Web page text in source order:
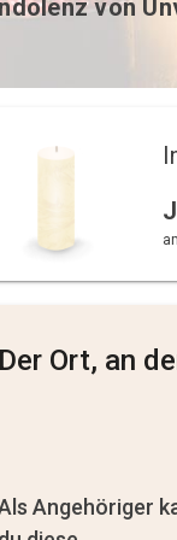
von
Ort, an
Angehöriger